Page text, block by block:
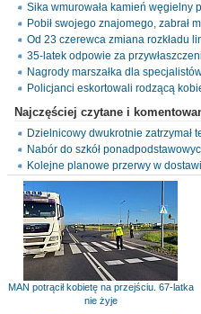
Sika wmurowała kamień węgielny
Pobił swojego znajomego, zabrał
Od 23 czerewca zmiana rozkładu
35-latek odpowie za
Nagrody marszałka dla
Policjanci eskortowali rodzącą
Najczęściej czytane i
Dzielnicowy dwukrotnie zatrzymał
Nabór do szkół
Kolejne planowe przerwy w
MAN potrącił kobietę na przejściu. 67-latka
nie żyje